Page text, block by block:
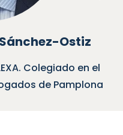
Ostiz
Colegiado en el
de Pamplona